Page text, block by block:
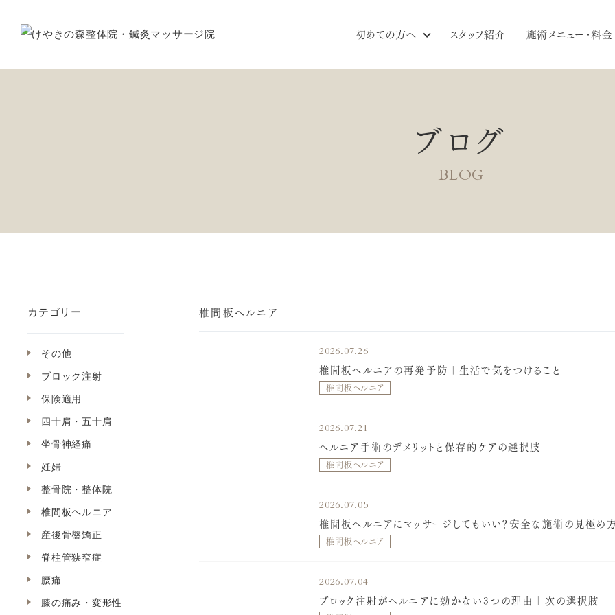
初めての方へ スタッフ紹介 施術メニュー・料金
ブログ
BLOG
カテゴリー
その他
ブロック注射
保険適用
四十肩・五十肩
坐骨神経痛
妊婦
整骨院・整体院
椎間板ヘルニア
産後骨盤矯正
脊柱管狭窄症
腰痛
膝の痛み・変形性
椎間板ヘルニア
2026.07.26
椎間板ヘルニアの再発予防｜生活で気をつけること
椎間板ヘルニア
2026.07.21
ヘルニア手術のデメリットと保存的ケアの選択肢
椎間板ヘルニア
2026.07.05
椎間板ヘルニアにマッサージしてもいい？安全な施術の見極め
椎間板ヘルニア
2026.07.04
ブロック注射がヘルニアに効かない3つの理由｜次の選択肢